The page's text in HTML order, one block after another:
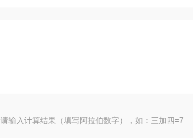
请输入计算结果（填写阿拉伯数字），如：三加四=7